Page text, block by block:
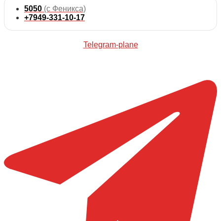
5050 (с Феникса)
+7949-331-10-17
Telegram-plane